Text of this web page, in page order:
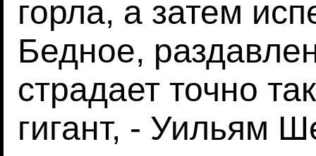
горла, а затем
Бедное,
страдает точно
гигант, - Уильям